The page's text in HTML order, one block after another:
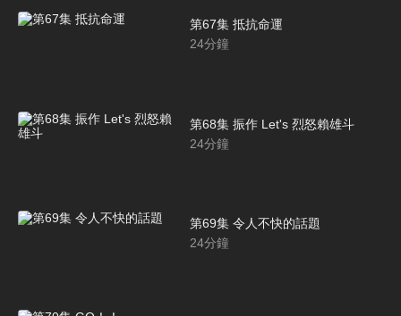
第67集 抵抗命運
24分鐘
第68集 振作 Let's 烈怒賴雄斗
24分鐘
第69集 令人不快的話題
24分鐘